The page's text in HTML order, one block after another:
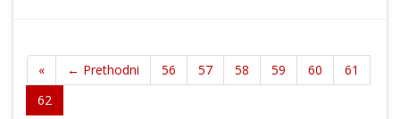
« ← Prethodni 56 57 58 59 60
61
62